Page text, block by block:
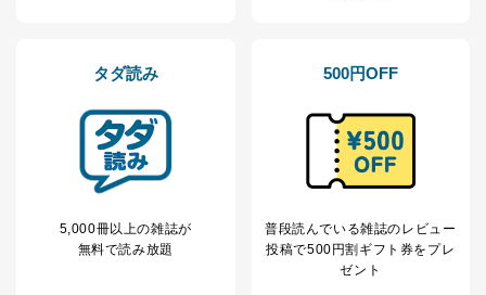
タダ読み
5,000冊以上の雑誌が
無料で読み放題
500円OFF
普段読んでいる雑誌のレビュー
投稿で500円割ギフト券をプレ
ゼント